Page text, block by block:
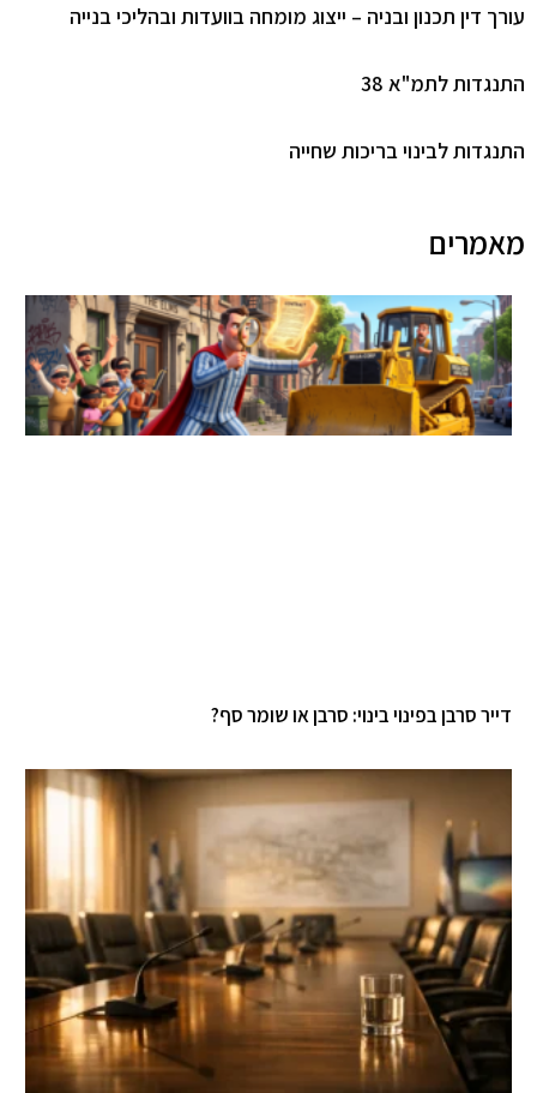
דין תכנון ובניה – ייצוג מומחה בוועדות ובהליכי בנייה
לתמ"א 38
לבינוי בריכות שחייה
סרבן בפינוי בינוי: סרבן או שומר סף?